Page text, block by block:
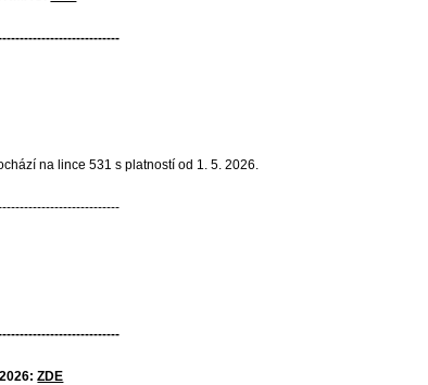
na lince 531 s platností od 1. 5. 2026.
2026:ZDE